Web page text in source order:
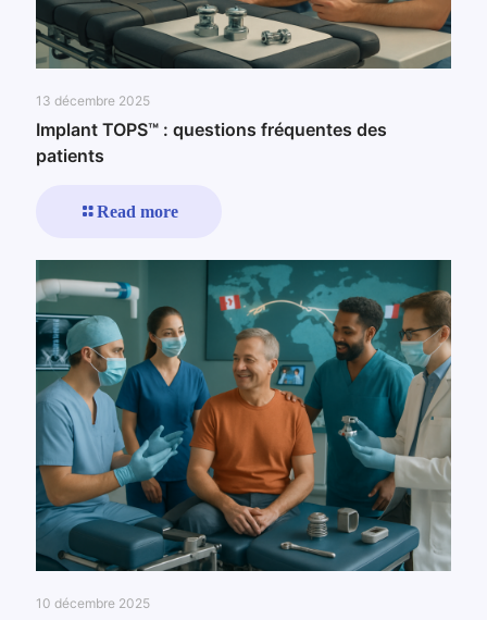
13 décembre 2025
Implant TOPS™ : questions fréquentes des
patients
Read more
10 décembre 2025